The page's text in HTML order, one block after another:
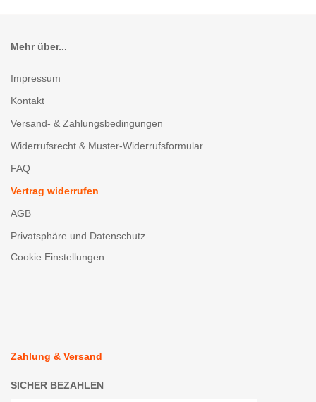
Mehr über...
Impressum
Kontakt
Versand- & Zahlungsbedingungen
Widerrufsrecht & Muster-Widerrufsformular
FAQ
Vertrag widerrufen
AGB
Privatsphäre und Datenschutz
Cookie Einstellungen
Zahlung & Versand
SICHER BEZAHLEN